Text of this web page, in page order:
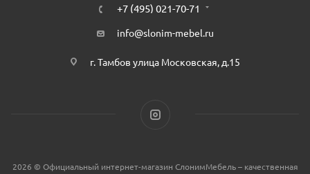
+7 (495) 021-70-71
info@slonim-mebel.ru
г. Тамбов улица Московская, д.15
2026 © Официальный интернет-магазин СлонимМебель – качественная